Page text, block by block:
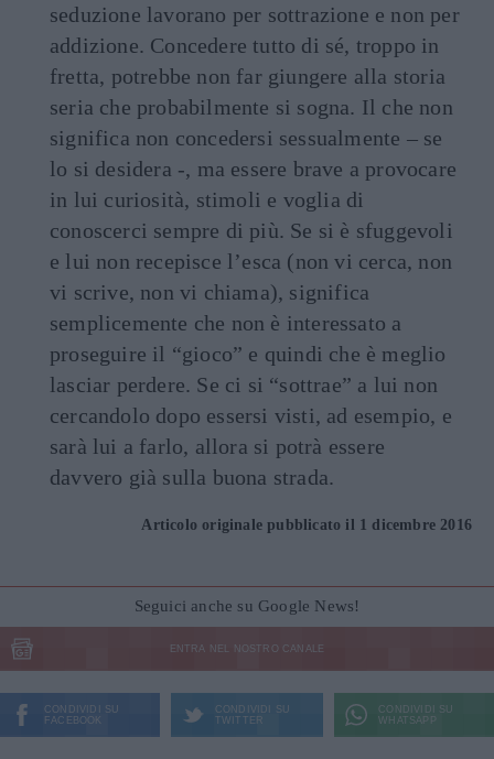
seduzione lavorano per sottrazione e non per
addizione. Concedere tutto di sé, troppo in
fretta, potrebbe non far giungere alla storia
seria che probabilmente si sogna. Il che non
significa non concedersi sessualmente – se
lo si desidera -, ma essere brave a provocare
in lui curiosità, stimoli e voglia di
conoscerci sempre di più. Se si è sfuggevoli
e lui non recepisce l’esca (non vi cerca, non
vi scrive, non vi chiama), significa
semplicemente che non è interessato a
proseguire il “gioco” e quindi che è meglio
lasciar perdere. Se ci si “sottrae” a lui non
cercandolo dopo essersi visti, ad esempio, e
sarà lui a farlo, allora si potrà essere
davvero già sulla buona strada.
Articolo originale pubblicato il 1 dicembre 2016
Seguici anche su Google News!
ENTRA NEL NOSTRO CANALE
CONDIVIDI SU
FACEBOOK
CONDIVIDI SU
TWITTER
CONDIVIDI SU
WHATSAPP